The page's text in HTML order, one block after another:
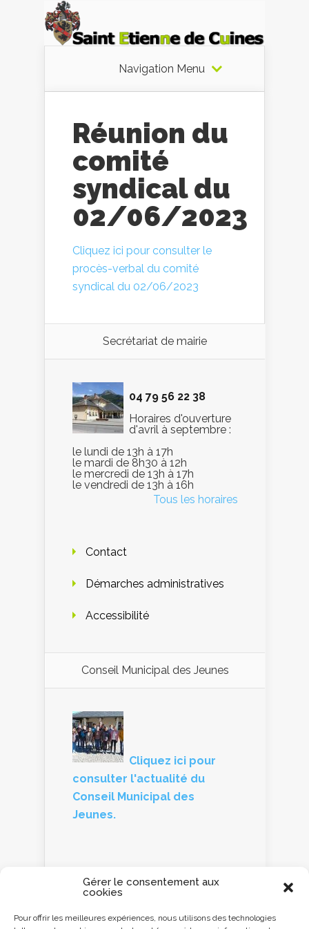
Gérer le consentement aux
cookies
Pour offrir les meilleures expériences, nous utilisons des technologies
Navigation Menu
Réunion du
comité
syndical du
02/06/2023
Cliquez ici pour consulter le
procès-verbal du comité
syndical du 02/06/2023
Secrétariat de mairie
04 79 56 22 38
Horaires d'ouverture
d'avril à septembre :
le lundi de 13h à 17h
le mardi de 8h30 à 12h
le mercredi de 13h à 17h
le vendredi de 13h à 16h
Tous les horaires
Contact
Démarches administratives
Accessibilité
Conseil Municipal des Jeunes
Cliquez ici pour
consulter l'actualité du
Conseil Municipal des
Jeunes.
Panneau d'information